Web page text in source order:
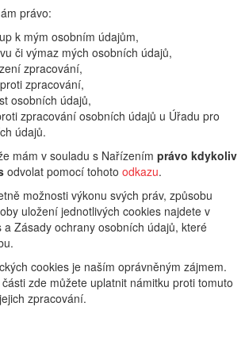
právo:
k mým osobním údajům,
či výmaz mých osobních údajů,
zpracování,
zpracování,
osobních údajů,
zpracování osobních údajů u Úřadu pro
údajů.
mám v souladu s Nařízením právo kdykoliv
odvolat pomocí tohoto odkazu.
možnosti výkonu svých práv, způsobu
uložení jednotlivých cookies najdete v
a Zásady ochrany osobních údajů, které
cookies je naším oprávněným zájmem.
zde můžete uplatnit námitku proti tomuto
zpracování.